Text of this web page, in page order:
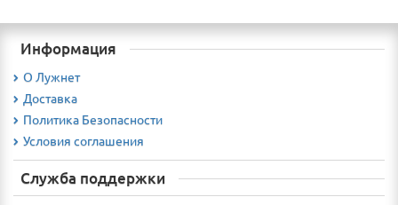
Информация
О Лужнет
Доставка
Политика Безопасности
Условия соглашения
Служба поддержки